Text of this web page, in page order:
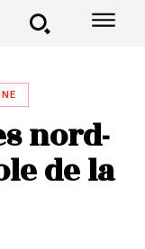
nord-
de la